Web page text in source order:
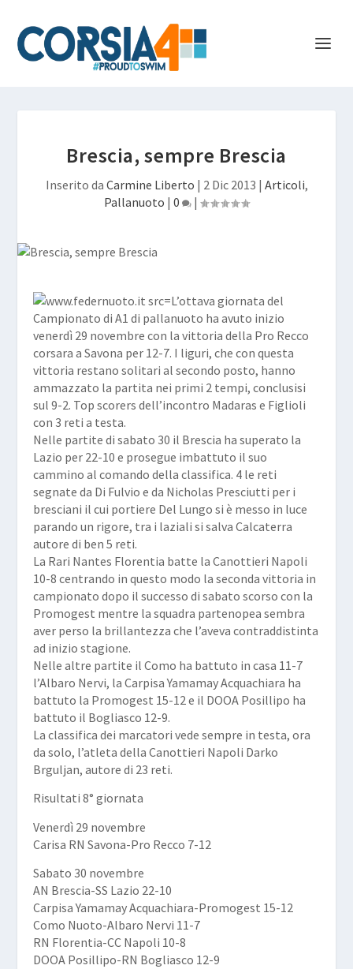
Brescia, sempre Brescia
Inserito da Carmine Liberto | 2 Dic 2013 | Articoli,
Pallanuoto | 0 |
L’ottava giornata del
Campionato di A1 di pallanuoto ha avuto inizio
venerdì 29 novembre con la vittoria della Pro Recco
corsara a Savona per 12-7. I liguri, che con questa
vittoria restano solitari al secondo posto, hanno
ammazzato la partita nei primi 2 tempi, conclusisi
sul 9-2. Top scorers dell’incontro Madaras e Figlioli
con 3 reti a testa.
Nelle partite di sabato 30 il Brescia ha superato la
Lazio per 22-10 e prosegue imbattuto il suo
cammino al comando della classifica. 4 le reti
segnate da Di Fulvio e da Nicholas Presciutti per i
bresciani il cui portiere Del Lungo si è messo in luce
parando un rigore, tra i laziali si salva Calcaterra
autore di ben 5 reti.
La Rari Nantes Florentia batte la Canottieri Napoli
10-8 centrando in questo modo la seconda vittoria in
campionato dopo il successo di sabato scorso con la
Promogest mentre la squadra partenopea sembra
aver perso la brillantezza che l’aveva contraddistinta
ad inizio stagione.
Nelle altre partite il Como ha battuto in casa 11-7
l’Albaro Nervi, la Carpisa Yamamay Acquachiara ha
battuto la Promogest 15-12 e il DOOA Posillipo ha
battuto il Bogliasco 12-9.
La classifica dei marcatori vede sempre in testa, ora
da solo, l’atleta della Canottieri Napoli Darko
Brguljan, autore di 23 reti.
Risultati 8° giornata
Venerdì 29 novembre
Carisa RN Savona-Pro Recco 7-12
Sabato 30 novembre
AN Brescia-SS Lazio 22-10
Carpisa Yamamay Acquachiara-Promogest 15-12
Como Nuoto-Albaro Nervi 11-7
RN Florentia-CC Napoli 10-8
DOOA Posillipo-RN Bogliasco 12-9